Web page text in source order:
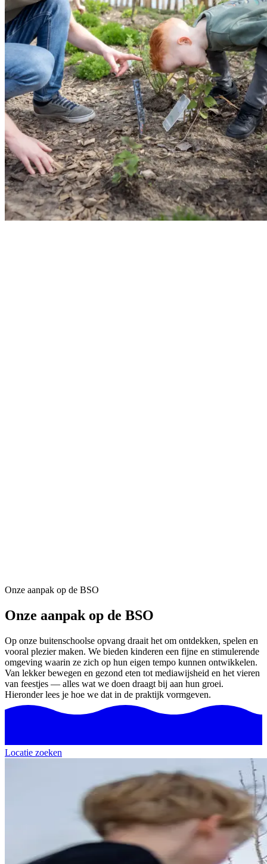
Onze aanpak op de BSO
Onze aanpak op de BSO
Op onze buitenschoolse opvang draait het om ontdekken, spelen en
vooral plezier maken. We bieden kinderen een fijne en stimulerende
omgeving waarin ze zich op hun eigen tempo kunnen ontwikkelen.
Van lekker bewegen en gezond eten tot mediawijsheid en het vieren
van feestjes — alles wat we doen draagt bij aan hun groei.
Hieronder lees je hoe we dat in de praktijk vormgeven.
Locatie zoeken